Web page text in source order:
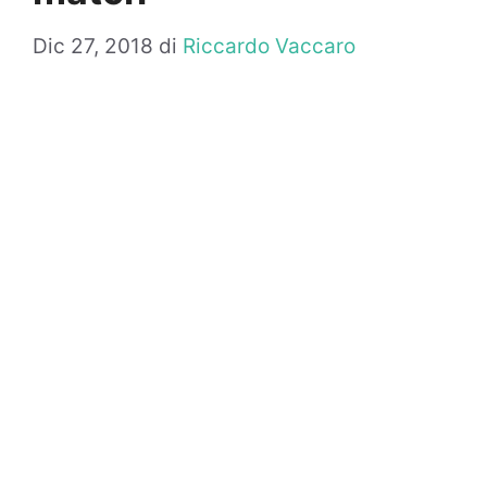
Dic 27, 2018 di Riccardo Vaccaro